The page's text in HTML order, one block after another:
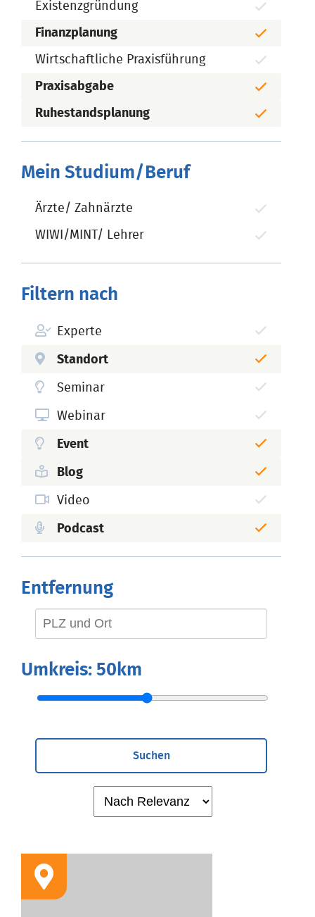
Existenzgründung
Finanzplanung
Wirtschaftliche Praxisführung
Praxisabgabe
Ruhestandsplanung
Mein Studium/Beruf
Ärzte/ Zahnärzte
WIWI/MINT/ Lehrer
Filtern nach
Experte
Standort
Seminar
Webinar
Event
Blog
Video
Podcast
Entfernung
Umkreis: 50km
Suchen